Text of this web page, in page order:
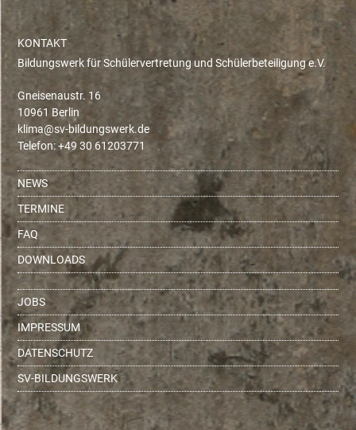
KONTAKT
Bildungswerk für Schülervertretung und Schülerbeteiligung e.V.
Gneisenaustr. 16
10961 Berlin
ed.krewsgnudlib-vs@amilk
Telefon: +49 30 61203771
NEWS
TERMINE
FAQ
DOWNLOADS
JOBS
IMPRESSUM
DATENSCHUTZ
SV-BILDUNGSWERK